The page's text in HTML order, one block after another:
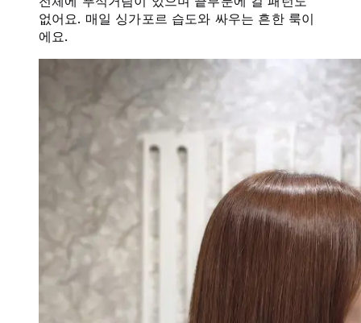
없어요. 매일 싱가포르 습도와 싸우는 흔한 룩이
에요.